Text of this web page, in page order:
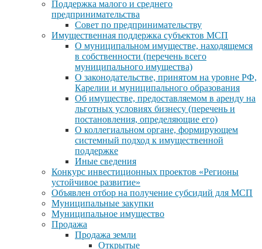
Поддержка малого и среднего
предпринимательства
Совет по предпринимательству
Имущественная поддержка субъектов МСП
О муниципальном имуществе, находящемся
в собственности (перечень всего
муниципального имущества)
О законодательстве, принятом на уровне РФ,
Карелии и муниципального образования
Об имуществе, предоставляемом в аренду на
льготных условиях бизнесу (перечень и
постановления, определяющие его)
О коллегиальном органе, формирующем
системный подход к имущественной
поддержке
Иные сведения
Конкурс инвестиционных проектов «Регионы
устойчивое развитие»
Объявлен отбор на получение субсидий для МСП
Муниципальные закупки
Муниципальное имущество
Продажа
Продажа земли
Открытые